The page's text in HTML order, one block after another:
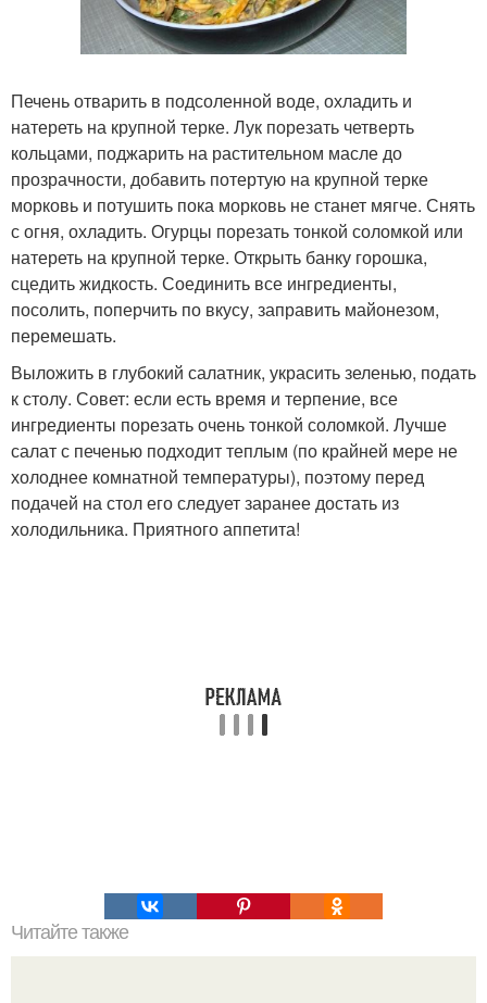
Печень отварить в подсоленной воде, охладить и
натереть на крупной терке. Лук порезать четверть
кольцами, поджарить на растительном масле до
прозрачности, добавить потертую на крупной терке
морковь и потушить пока морковь не станет мягче. Снять
с огня, охладить. Огурцы порезать тонкой соломкой или
натереть на крупной терке. Открыть банку горошка,
сцедить жидкость. Соединить все ингредиенты,
посолить, поперчить по вкусу, заправить майонезом,
перемешать.
Выложить в глубокий салатник, украсить зеленью, подать
к столу. Совет: если есть время и терпение, все
ингредиенты порезать очень тонкой соломкой. Лучше
салат с печенью подходит теплым (по крайней мере не
холоднее комнатной температуры), поэтому перед
подачей на стол его следует заранее достать из
холодильника. Приятного аппетита!
Читайте также